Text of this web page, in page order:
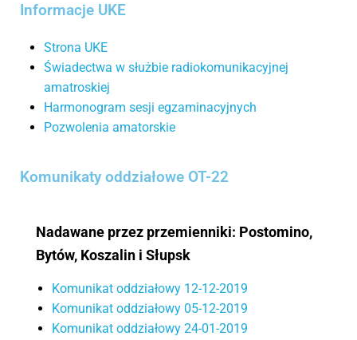
Informacje UKE
Strona UKE
Świadectwa w służbie radiokomunikacyjnej
amatroskiej
Harmonogram sesji egzaminacyjnych
Pozwolenia amatorskie
Komunikaty oddziałowe OT-22
Nadawane przez przemienniki: Postomino,
Bytów, Koszalin i Słupsk
Komunikat oddziałowy 12-12-2019
Komunikat oddziałowy 05-12-2019
Komunikat oddziałowy 24-01-2019